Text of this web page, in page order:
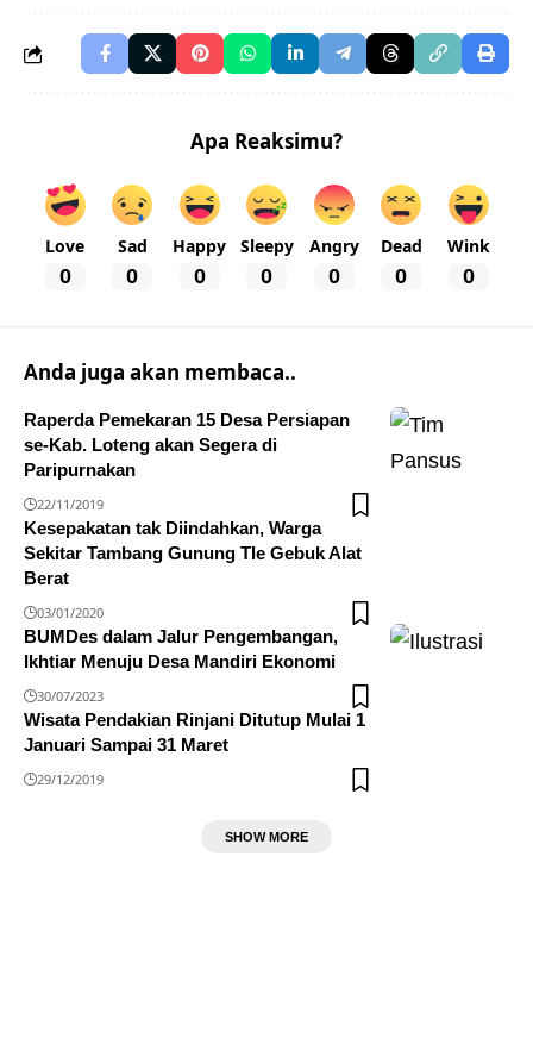
Apa Reaksimu?
Love
0
Sad
0
Happy
0
Sleepy
0
Angry
0
Dead
0
Wink
0
Anda juga akan membaca..
Raperda Pemekaran 15 Desa Persiapan
se-Kab. Loteng akan Segera di
Paripurnakan
22/11/2019
Kesepakatan tak Diindahkan, Warga
Sekitar Tambang Gunung Tle Gebuk Alat
Berat
03/01/2020
BUMDes dalam Jalur Pengembangan,
Ikhtiar Menuju Desa Mandiri Ekonomi
30/07/2023
Wisata Pendakian Rinjani Ditutup Mulai 1
Januari Sampai 31 Maret
29/12/2019
SHOW MORE